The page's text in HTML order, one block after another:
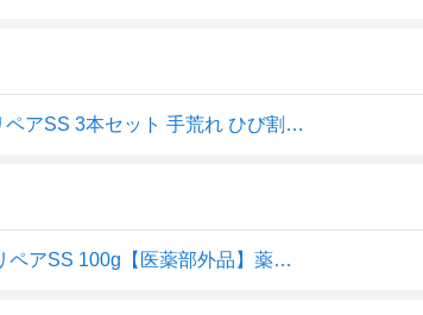
薬用 ハンドクリーム パピリオ ハンドマッサージエッセンス リペアSS 3本セット 手荒れ ひび割れ 予防 べたつかない ハンドケア papilio 無香料 医薬部外品
【3個セット】Papilio パピリオ ハンドマッサージエッセンスリペアSS 100g【医薬部外品】薬用 手の美容液保湿 あかぎれ ひび割れ 手荒れ 乾燥肌